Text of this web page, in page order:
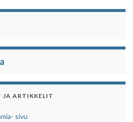
ARTIKKELIT
sivu